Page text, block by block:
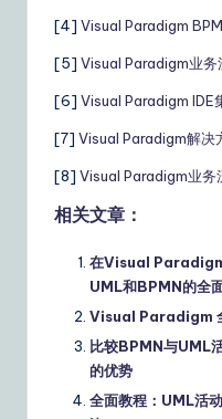
[4] Visual Paradigm
[5] Visual Paradigm业务
[6] Visual Paradigm IDE
[7] Visual Paradigm解决
[8] Visual Paradigm业务
相关文章：
在Visual
UML和BPMN的全
Visual Paradigm
比较BPMN与UML
的优势
全面教程：UML活